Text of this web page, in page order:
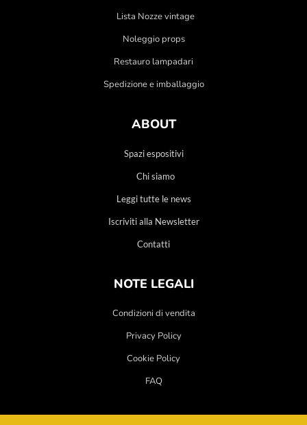
Lista Nozze vintage
Noleggio props
Restauro lampadari
Spedizione e imballaggio
ABOUT
Spazi espositivi
Chi siamo
Leggi tutte le news
Iscriviti alla Newsletter
Contatti
NOTE LEGALI
Condizioni di vendita
Privacy Policy
Cookie Policy
FAQ